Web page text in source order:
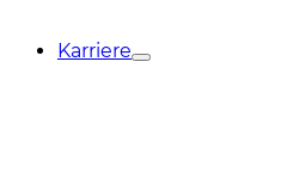
Karriere